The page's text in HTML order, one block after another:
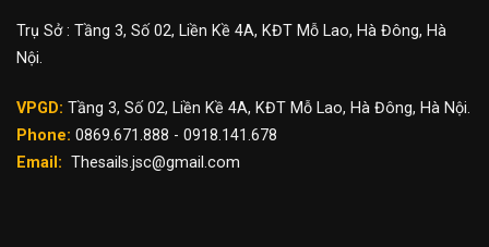
Trụ Sở : Tầng 3, Số 02, Liền Kề 4A, KĐT Mỗ Lao, Hà Đông, Hà
Nội.
VPGD: Tầng 3, Số 02, Liền Kề 4A, KĐT Mỗ Lao, Hà Đông, Hà Nội.
Phone: 0869.671.888 - 0918.141.678
Email: Thesails.jsc@gmail.com